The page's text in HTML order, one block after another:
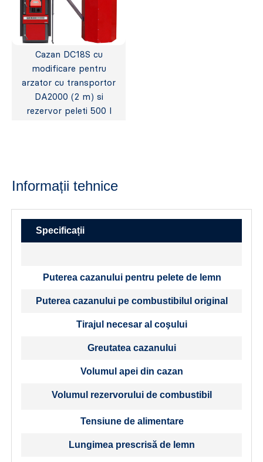
Cazan DC18S cu
modificare pentru
arzator cu transportor
DA2000 (2 m) si
rezervor peleti 500 l
Informații tehnice
Specificații
Puterea cazanului pentru pelete de lemn
Puterea cazanului pe combustibilul original
Tirajul necesar al coşului
Greutatea cazanului
Volumul apei din cazan
Volumul rezervorului de combustibil
Tensiune de alimentare
Lungimea prescrisă de lemn